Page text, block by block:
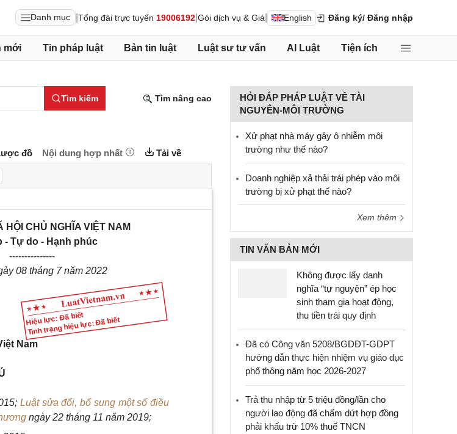
Danh mục Tổng đài trực tuyến 19006192 Gói dịch vụ & Giá English Đăng ký/ Đăng nhập
mới Tin pháp luật Bản tin luật Luật sư tư vấn AI Luật Tiện ích
Tìm kiếm Tìm nâng cao
đồ Nội dung hợp nhất Tải về
Hiệu lực: Đã biết
Tình trạng hiệu lực: Đã biết
HỘI CHỦ NGHĨA VIỆT NAM
- Tự do - Hạnh phúc
---------------
08 tháng 7năm 2022
Nam
Luật sửa đổi, bổ sung một số điều
ngày 22 tháng 11 năm 2019;
HỎI ĐÁP PHÁP LUẬT VỀ TÀI
NGUYÊN-MÔI TRƯỜNG
Xử phạt nhà máy gây ô nhiễm môi
trường như thế nào?
Doanh nghiệp xả thải trái phép vào môi
trường bị xử phạt thế nào?
Xem thêm
TIN VĂN BẢN MỚI
Không được lấy danh
nghĩa “tự nguyện” ép học
sinh tham gia hoạt động,
thu tiền trái quy định
Đã có Công văn 5208/BGDĐT-GDPT
hướng dẫn thực hiện nhiệm vụ giáo dục
phổ thông năm học 2026-2027
Trả thu nhập từ 5 triệu đồng/lần cho
người lao động đã chấm dứt hợp đồng
phải khấu trừ 10% thuế TNCN